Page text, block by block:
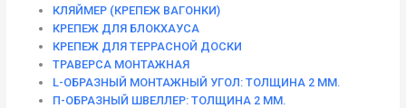
КЛЯЙМЕР (КРЕПЕЖ ВАГОНКИ)
КРЕПЕЖ ДЛЯ БЛОКХАУСА
КРЕПЕЖ ДЛЯ ТЕРРАСНОЙ ДОСКИ
ТРАВЕРСА МОНТАЖНАЯ
L-ОБРАЗНЫЙ МОНТАЖНЫЙ УГОЛ: ТОЛЩИНА 2 ММ.
П-ОБРАЗНЫЙ ШВЕЛЛЕР: ТОЛЩИНА 2 ММ.